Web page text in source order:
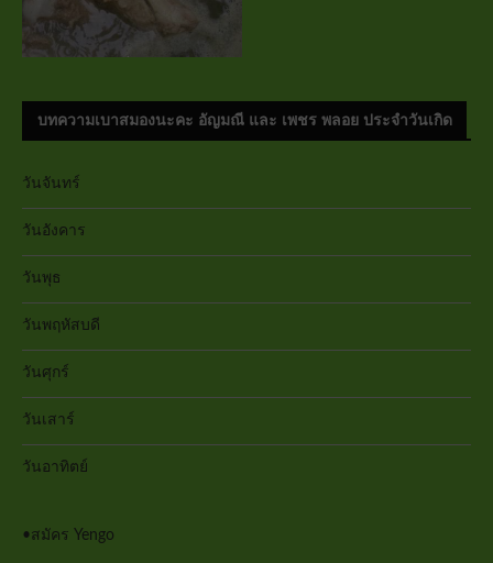
บทความเบาสมองนะคะ อัญมณี และ เพชร พลอย ประจำวันเกิด
วันจันทร์
วันอังคาร
วันพุธ
วันพฤหัสบดี
วันศุกร์
วันเสาร์
วันอาทิตย์
•สมัคร Yengo